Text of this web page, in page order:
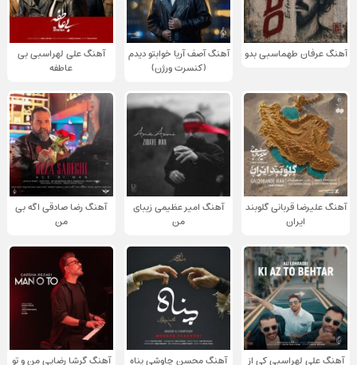
آهنگ عرفان طهماسبی بدو
آهنگ آصف آریا خوابتو دیدم
(کنسرت ورژن)
آهنگ علی لهراسبی بی
عاطفه
آهنگ علیرضا قربانی گلوبند
ایران
آهنگ امیر عظیمی زیبای
من
آهنگ رضا صادقی اگه بی
من
آهنگ علی لهراسبی کی از
آهنگ محسن چاوشی پناه آهنگ گرشا رضایی من و تو